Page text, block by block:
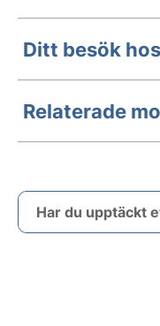
Ditt besök
Relaterade
Har du upptäckt